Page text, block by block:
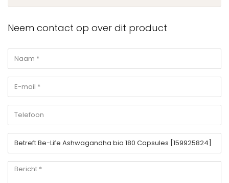
Neem contact op over dit product